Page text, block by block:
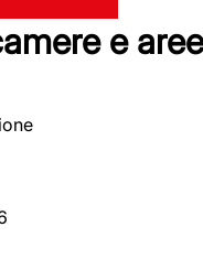
e aree